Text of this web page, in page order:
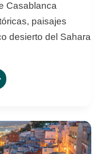
Casablanca
paisajes
desierto del Sahara